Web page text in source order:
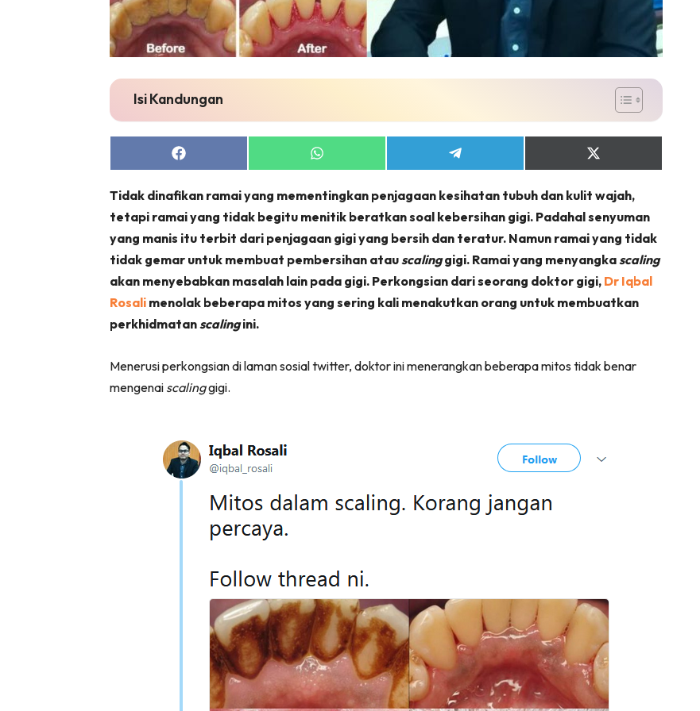
Isi Kandungan
Share
on
Share
on
Share
on
Share
on
(Twitter)
Tidak dinafikan ramai yang mementingkan penjagaan kesihatan tubuh dan kulit wajah,
tetapi ramai yang tidak begitu menitik beratkan soal kebersihan gigi. Padahal senyuman
yang manis itu terbit dari penjagaan gigi yang bersih dan teratur. Namun ramai yang tidak
tidak gemar untuk membuat pembersihan atauscalinggigi. Ramai yang menyangkascaling
akan menyebabkan masalah lain pada gigi. Perkongsian dari seorang doktor gigi, Dr Iqbal
Rosali menolak beberapa mitos yang sering kali menakutkan orang untuk membuatkan
perkhidmatanscalingini.
Menerusi perkongsian di laman sosial twitter, doktor ini menerangkan beberapa mitos tidak benar
mengenai scalinggigi.